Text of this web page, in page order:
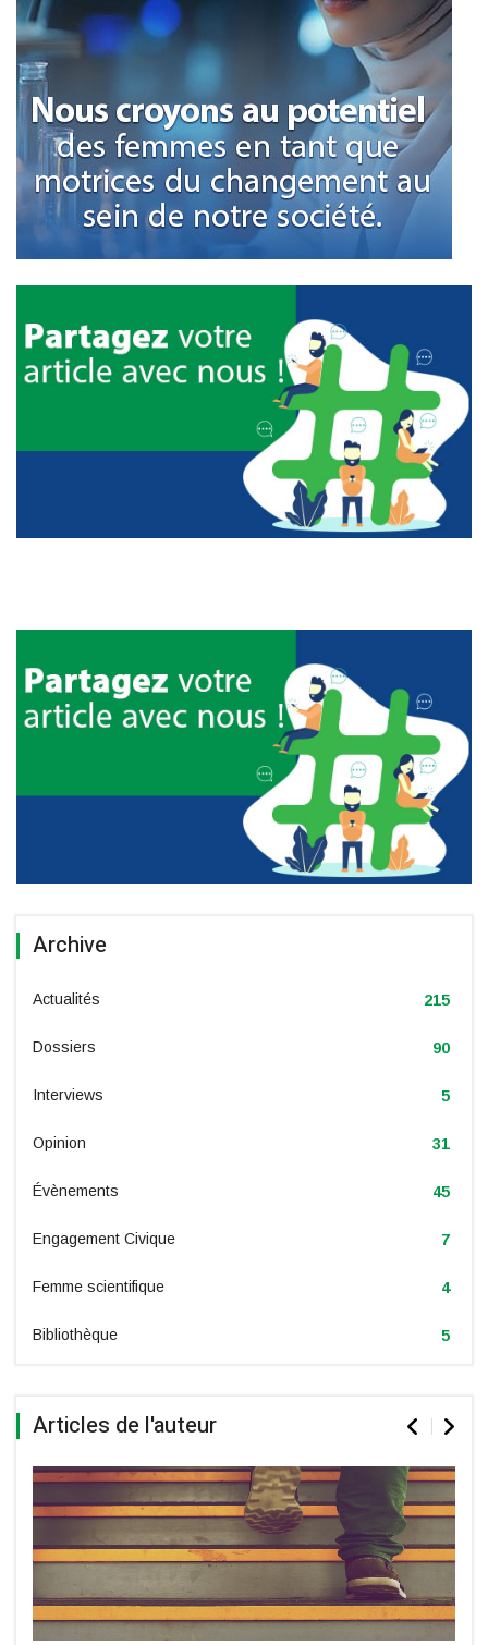
Archive
Actualités 215
Dossiers 90
Interviews 5
Opinion 31
Évènements 45
Engagement Civique 7
Femme scientifique 4
Bibliothèque 5
Articles de l'auteur